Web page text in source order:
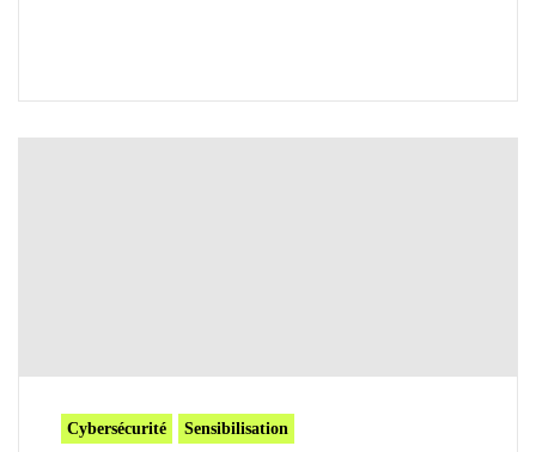
Cybersécurité Sensibilisation